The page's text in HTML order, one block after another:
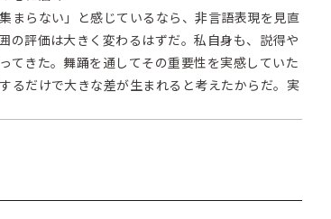
まらない」と感じているなら、非言語表現を見直
の評価は大きく変わるはずだ。私自身も、説得や
てきた。舞踊を通してその重要性を実感していた
るだけで大きな差が生まれると考えたからだ。実